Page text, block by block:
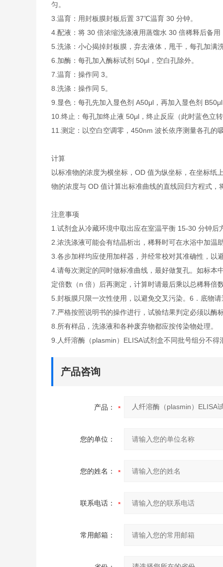
匀。
3. 温育：用封板膜封板后置 37℃温育 30 分钟。
4. 配液：将 30 倍浓缩洗涤液用蒸馏水 30 倍稀释后备用
5. 洗涤：小心揭掉封板膜，弃去液体，甩干，每孔加满
6. 加酶：每孔加入酶标试剂 50μl，空白孔除外。
7. 温育：操作同 3。
8. 洗涤：操作同 5。
9. 显色：每孔先加入显色剂 A50μl，再加入显色剂
10. 终止：每孔加终止液 50μl，终止反应（此时蓝色立
11. 测定：以空白空调零，450nm 波长依序测量各孔的
计算
以标准物的浓度为横坐标，OD 值为纵坐标，在坐标纸
物的浓度与 OD 值计算出标准曲线的直线回归方程式
注意事项
1. 试剂盒从冷藏环境中取出应在室温平衡 15-30 分钟
2. 浓洗涤液可能会有结晶析出，稀释时可在水浴中加温
3. 各步加样均应使用加样器，并经常校对其准确性，以
4. 请每次测定的同时做标准曲线，最好做复孔。如标本
定倍数（n 倍）后再测定，计算时请最后乘以总稀释倍
5. 封板膜只限一次性使用，以避免交叉污染。6．底物
7. 严格按照说明书的操作进行，试验结果判定必须以酶
8. 所有样品，洗涤液和各种废弃物都应按传染物处理。
9. 人纤溶酶（plasmin）ELISA试剂盒不同批号组分不得
产品咨询
产品：
您的单位：
您的姓名：
联系电话：
常用邮箱：